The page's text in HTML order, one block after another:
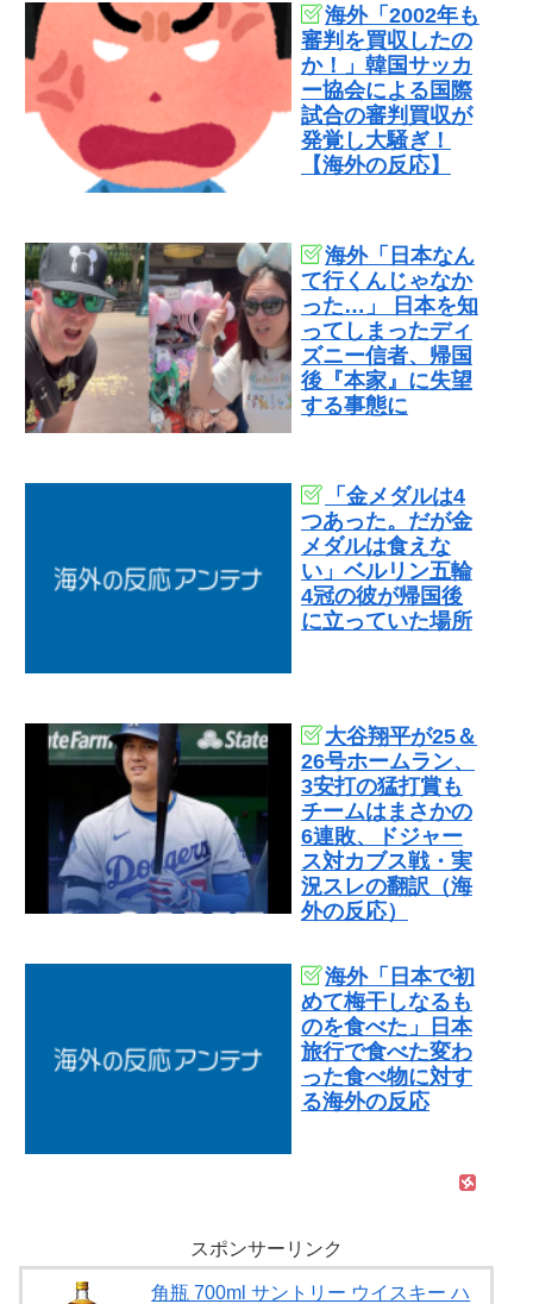
海外「2002年も
審判を買収したの
か！」韓国サッカ
ー協会による国際
試合の審判買収が
発覚し大騒ぎ！
【海外の反応】
海外「日本なん
て行くんじゃなか
った…」 日本を知
ってしまったディ
ズニー信者、帰国
後『本家』に失望
する事態に
「金メダルは4
つあった。だが金
メダルは食えな
い」ベルリン五輪
4冠の彼が帰国後
に立っていた場所
大谷翔平が25＆
26号ホームラン、
3安打の猛打賞も
チームはまさかの
6連敗、ドジャー
ス対カブス戦・実
況スレの翻訳（海
外の反応）
海外「日本で初
めて梅干しなるも
のを食べた」日本
旅行で食べた変わ
った食べ物に対す
る海外の反応
スポンサーリンク
角瓶 700ml サントリー ウイスキー ハ